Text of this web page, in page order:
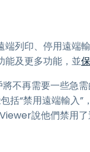
列印、停用遠端
能及更多功能，並
不再需要一些急
“禁用遠端輸入”
說他們禁用